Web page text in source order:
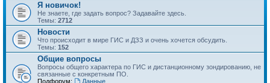
Я новичок!
Не знаете, где задать вопрос? Задавайте здесь.
Темы: 2712
Новости
Что происходит в мире ГИС и ДЗЗ и очень хочется обсудить.
Темы: 152
Общие вопросы
Вопросы общего характера по ГИС и дистанционному зондированию, не
связанные с конкретным ПО.
Подфорум:
Данные